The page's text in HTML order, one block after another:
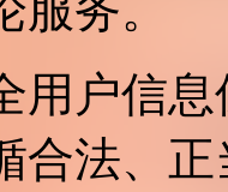
用户信
合法、